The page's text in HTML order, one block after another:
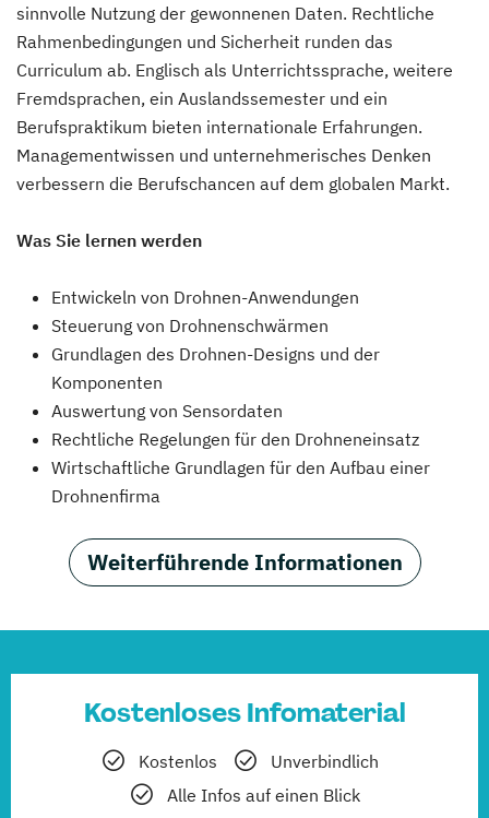
sinnvolle Nutzung der gewonnenen Daten. Rechtliche
Rahmenbedingungen und Sicherheit runden das
Curriculum ab. Englisch als Unterrichtssprache, weitere
Fremdsprachen, ein Auslandssemester und ein
Berufspraktikum bieten internationale Erfahrungen.
Managementwissen und unternehmerisches Denken
verbessern die Berufschancen auf dem globalen Markt.
Was Sie lernen werden
Entwickeln von Drohnen-Anwendungen
Steuerung von Drohnenschwärmen
Grundlagen des Drohnen-Designs und der
Komponenten
Auswertung von Sensordaten
Rechtliche Regelungen für den Drohneneinsatz
Wirtschaftliche Grundlagen für den Aufbau einer
Drohnenfirma
Weiterführende Informationen
Kostenloses Infomaterial
Kostenlos
Unverbindlich
Alle Infos auf einen Blick